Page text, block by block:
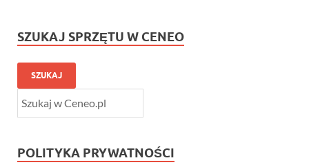
SZUKAJ SPRZĘTU W CENEO
SZUKAJ
POLITYKA PRYWATNOŚCI